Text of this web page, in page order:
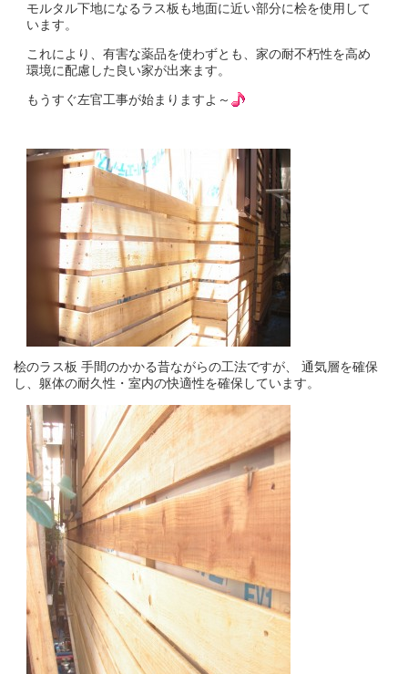
モルタル下地になるラス板も地面に近い部分に桧を使用して
います。
これにより、有害な薬品を使わずとも、家の耐不朽性を高め
環境に配慮した良い家が出来ます。
もうすぐ左官工事が始まりますよ～
桧のラス板 手間のかかる昔ながらの工法ですが、 通気層を確保
し、躯体の耐久性・室内の快適性を確保しています。